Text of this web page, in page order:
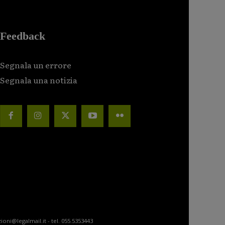
Feedback
Segnala un errore
Segnala una notizia
- tel. 055.5353443